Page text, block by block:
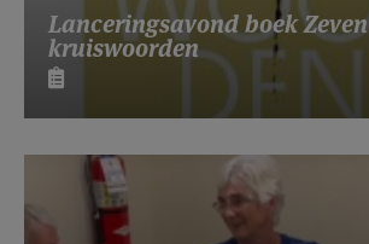
Lanceringsavond boek Zeven
kruiswoorden